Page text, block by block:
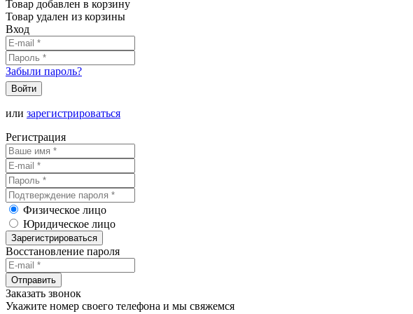
Товар добавлен в корзину
Товар удален из корзины
Вход
Забыли пароль?
Войти
или зарегистрироваться
Регистрация
Физическое лицо
Юридическое лицо
Зарегистрироваться
Восстановление пароля
Отправить
Заказать звонок
Укажите номер своего телефона и мы свяжемся